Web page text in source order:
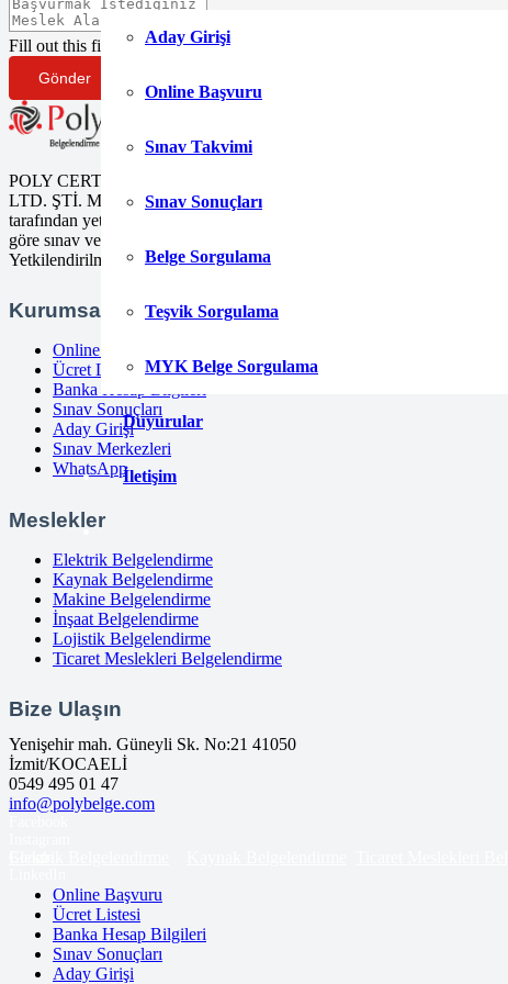
Aday Girişi
Online Başvuru
Sınav Takvimi
Sınav Sonuçları
Belge Sorgulama
Teşvik Sorgulama
MYK Belge Sorgulama
Duyurular
İletişim
Fill out this field
Gönder
POLY CERT Belgelendirme Ve Eğitim Hizmetleri
LTD. ŞTİ. Mesleki Yeterlilik Kurumu (MYK)
tarafından yetki kapsamındaki ulusal yeterliliklere
göre sınav ve belgelendirme faaliyetlerini yürüten
Yetkilendirilmiş Belgelendirme Kuruluşudur.
Kurumsal
Online Başvuru
Ücret Listesi
Banka Hesap Bilgileri
Sınav Sonuçları
Aday Girişi
Sınav Merkezleri
WhatsApp
Meslekler
Elektrik Belgelendirme
Kaynak Belgelendirme
Makine Belgelendirme
İnşaat Belgelendirme
Lojistik Belgelendirme
Ticaret Meslekleri Belgelendirme
Bize Ulaşın
Yenişehir mah. Güneyli Sk. No:21 41050
İzmit/KOCAELİ
0549 495 01 47
info@polybelge.com
Online Başvuru
Ücret Listesi
Banka Hesap Bilgileri
Sınav Sonuçları
Aday Girişi